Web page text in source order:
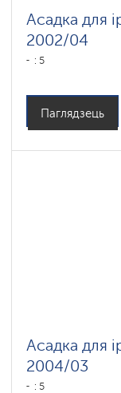
Асадка для
2002/04
: 5
Паглядзець
Асадка для
2004/03
: 5